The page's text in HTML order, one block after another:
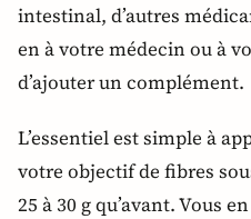
intestinal, d’autres
en à votre médecin ou à
d’ajouter un complément.
L’essentiel est simple à
votre objectif de fibres
25 à 30 g qu’avant. Vous